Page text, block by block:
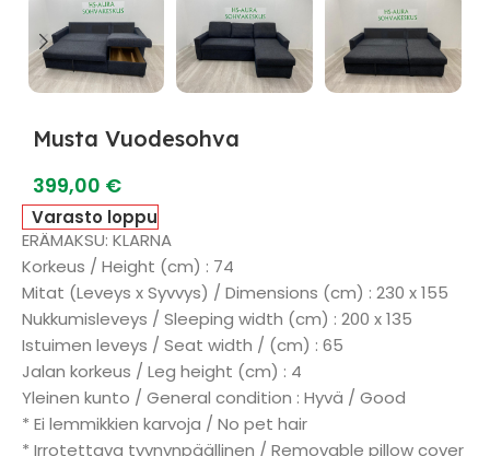
Musta Vuodesohva
399,00 €
Varasto loppu
ERÄMAKSU: KLARNA
Korkeus / Height (cm) : 74
Mitat (Leveys x Syvvys) / Dimensions (cm) : 230 x 155
Nukkumisleveys / Sleeping width (cm) : 200 x 135
Istuimen leveys / Seat width / (cm) : 65
Jalan korkeus / Leg height (cm) : 4
Yleinen kunto / General condition : Hyvä / Good
* Ei lemmikkien karvoja / No pet hair
* Irrotettava tyynynpäällinen / Removable pillow cover